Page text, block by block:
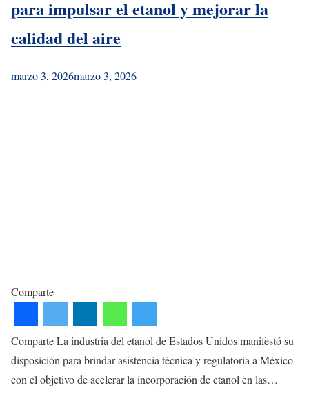
para impulsar el etanol y mejorar la
calidad del aire
marzo 3, 2026marzo 3, 2026
Comparte
Comparte La industria del etanol de Estados Unidos manifestó su
disposición para brindar asistencia técnica y regulatoria a México
con el objetivo de acelerar la incorporación de etanol en las…